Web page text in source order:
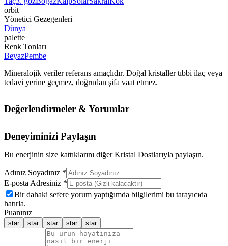
orbit
Yönetici Gezegenleri
Dünya
palette
Renk Tonları
BeyazPembe
Mineralojik veriler referans amaçlıdır. Doğal kristaller tıbbi ilaç veya
tedavi yerine geçmez, doğrudan şifa vaat etmez.
Değerlendirmeler & Yorumlar
Deneyiminizi Paylaşın
Bu enerjinin size kattıklarını diğer Kristal Dostlarıyla paylaşın.
Adınız Soyadınız *
E-posta Adresiniz *
Bir dahaki sefere yorum yaptığımda bilgilerimi bu tarayıcıda
hatırla.
Puanınız
star star star star star